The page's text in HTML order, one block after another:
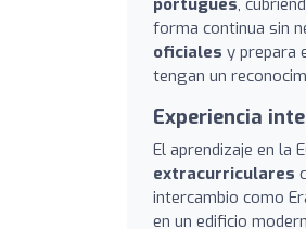
forma continua sin
oficiales y prepara
tengan un
Experiencia
El aprendizaje en la
extracurriculares
intercambio como
en un edificio